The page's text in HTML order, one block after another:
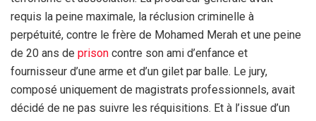
requis la peine maximale, la réclusion criminelle à
perpétuité, contre le frère de Mohamed Merah et une peine
de 20 ans de prison contre son ami d’enfance et
fournisseur d’une arme et d’un gilet par balle. Le jury,
composé uniquement de magistrats professionnels, avait
décidé de ne pas suivre les réquisitions. Et à l’issue d’un